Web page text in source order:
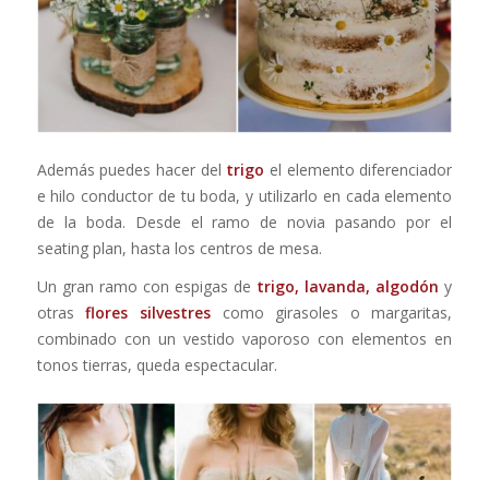
Además puedes hacer del trigo el elemento diferenciador
e hilo conductor de tu boda, y utilizarlo en cada elemento
de la boda. Desde el ramo de novia pasando por el
seating plan, hasta los centros de mesa.
Un gran ramo con espigas de trigo, lavanda, algodón y
otrasflores silvestrescomo girasoles o margaritas,
combinado con un vestido vaporoso con elementos en
tonos tierras, queda espectacular.